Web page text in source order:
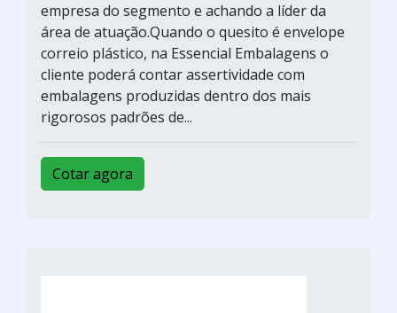
empresa do segmento e achando a líder da
área de atuação.Quando o quesito é envelope
correio plástico, na Essencial Embalagens o
cliente poderá contar assertividade com
embalagens produzidas dentro dos mais
rigorosos padrões de...
Cotar agora